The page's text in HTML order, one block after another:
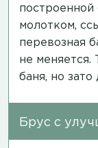
построенной
молотком,
перевозная
не меняется.
баня, но
Брус с